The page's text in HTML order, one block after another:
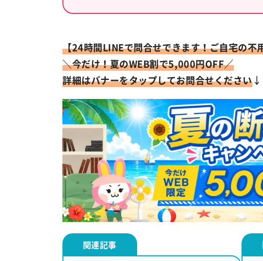
【24時間LINEで問合せできます！ご自宅の不
＼今だけ！夏のWEB割で5,000円OFF／
詳細はバナーをタップしてお問合せください